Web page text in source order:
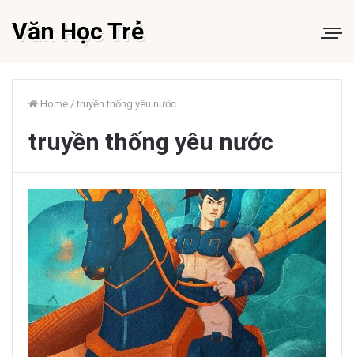
Văn Học Trẻ
Home / truyền thống yêu nước
truyền thống yêu nước